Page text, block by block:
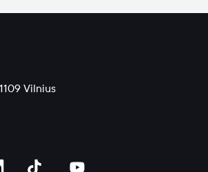
Vilnius